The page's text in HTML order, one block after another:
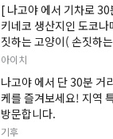
[ 나고야 에서 기차로
키네코 생산지인 도코
짓하는 고양이( 손짓하
정보입니다.
아이치
나고야 에서 단 30분 거
케를 즐겨보세요! 지역
방문합니다.
기후